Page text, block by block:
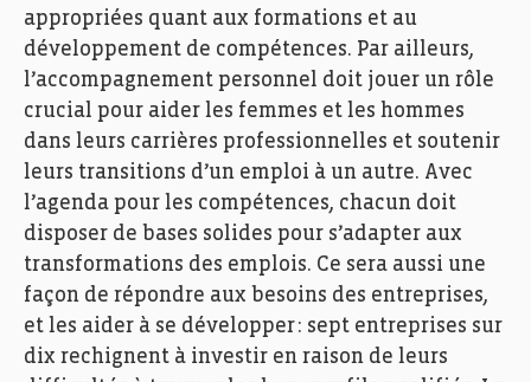
appropriées quant aux formations et au
développement de compétences. Par ailleurs,
l’accompagnement personnel doit jouer un rôle
crucial pour aider les femmes et les hommes
dans leurs carrières professionnelles et soutenir
leurs transitions d’un emploi à un autre. Avec
l’agenda pour les compétences, chacun doit
disposer de bases solides pour s’adapter aux
transformations des emplois. Ce sera aussi une
façon de répondre aux besoins des entreprises,
et les aider à se développer : sept entreprises sur
dix rechignent à investir en raison de leurs